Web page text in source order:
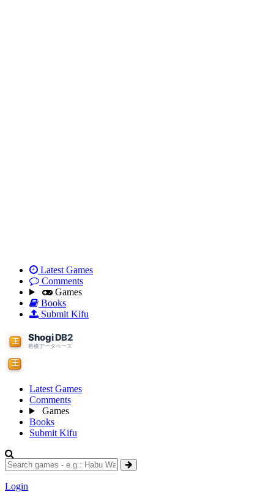
Latest Games
Comments
Games
Books
Submit Kifu
Latest Games
Comments
Games
Books
Submit Kifu
Login